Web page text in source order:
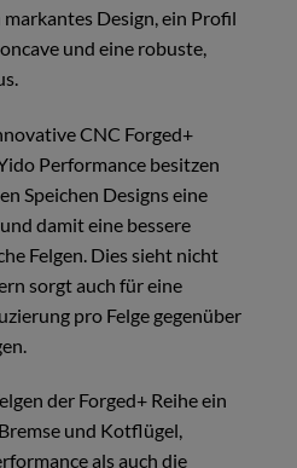
Design, ein Profil
und eine robuste,
CNC Forged+
Performance besitzen
Speichen Designs eine
damit eine bessere
Felgen. Dies sieht nicht
sorgt auch für eine
pro Felge gegenüber
der Forged+ Reihe ein
und Kotflügel,
als auch die